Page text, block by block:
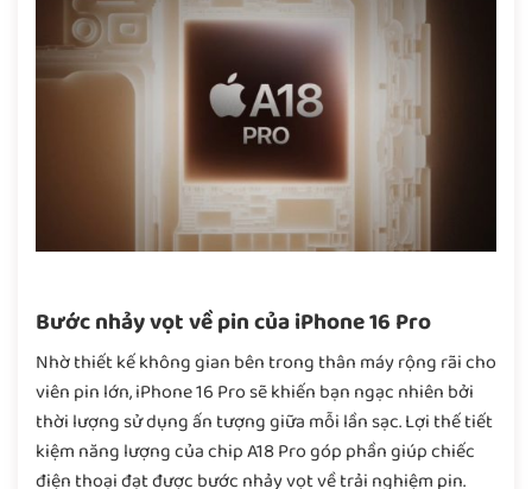
Bước nhảy vọt về pin của iPhone 16 Pro
Nhờ thiết kế không gian bên trong thân máy rộng rãi cho
viên pin lớn, iPhone 16 Pro sẽ khiến bạn ngạc nhiên bởi
thời lượng sử dụng ấn tượng giữa mỗi lần sạc. Lợi thế tiết
kiệm năng lượng của chip A18 Pro góp phần giúp chiếc
điện thoại đạt được bước nhảy vọt về trải nghiệm pin.